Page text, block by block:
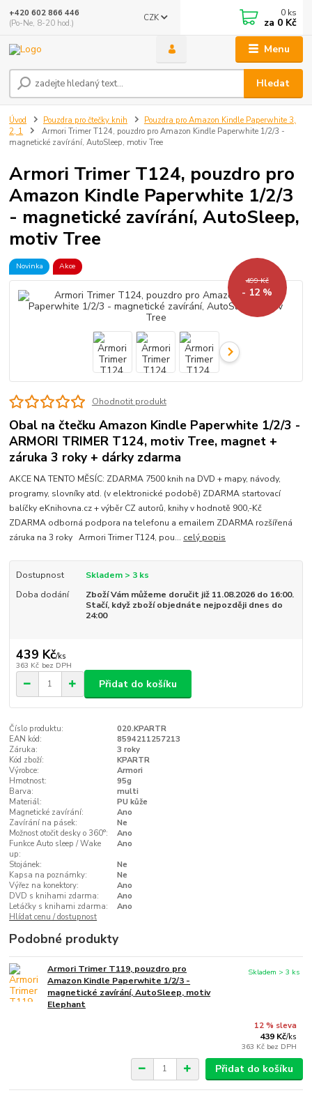
Menu
CZK
Hledat
+420 602 866 446
(Po-Ne, 8-20 hod.)
0 ks
za 0 Kč
Úvod Pouzdra pro čtečky knih
Pouzdra pro Amazon Kindle Paperwhite 3,
2, 1
Armori Trimer T124, pouzdro pro Amazon Kindle Paperwhite 1/2/3 -
magnetické zavírání, AutoSleep, motiv Tree
Armori Trimer T124, pouzdro pro
Amazon Kindle Paperwhite 1/2/3
- magnetické zavírání, AutoSleep,
motiv Tree
Novinka
Akce
499 Kč
- 12 %
Ohodnotit produkt
Obal na čtečku Amazon Kindle Paperwhite 1/2/3 -
ARMORI TRIMER T124, motiv Tree, magnet +
záruka 3 roky + dárky zdarma
AKCE NA TENTO MĚSÍC: ZDARMA 7500 knih na DVD + mapy, návody,
programy, slovníky atd. (v elektronické podobě) ZDARMA startovací
balíčky eKnihovna.cz + výběr CZ autorů, knihy v hodnotě 900,-Kč
ZDARMA odborná podpora na telefonu a emailem ZDARMA rozšířená
záruka na 3 roky Armori Trimer T124, pou... celý popis
Dostupnost
Skladem > 3 ks
Doba dodání
Zboží Vám můžeme doručit již 11.08.2026 do 16:00.
Stačí, když zboží objednáte nejpozději dnes do
24:00
439 Kč/ks
363 Kč bez DPH
Přidat do košíku
Číslo produktu:
020.KPARTR
EAN kód:
8594211257213
Záruka:
3 roky
Kód zboží:
KPARTR
Výrobce:
Armori
Hmotnost:
95g
Barva:
multi
Materiál:
PU kůže
Magnetické zavírání:
Ano
Zavírání na pásek:
Ne
Možnost otočit desky o 360°:
Ano
Funkce Auto sleep / Wake
up:
Ano
Stojánek:
Ne
Kapsa na poznámky:
Ne
Výřez na konektory:
Ano
DVD s knihami zdarma:
Ano
Letáčky s knihami zdarma:
Ano
Hlídat cenu / dostupnost
Podobné produkty
Armori Trimer T119, pouzdro pro
Amazon Kindle Paperwhite 1/2/3 -
magnetické zavírání, AutoSleep, motiv
Elephant
12 % sleva
439 Kč/ks
363 Kč bez DPH
Skladem > 3 ks
Přidat do košíku